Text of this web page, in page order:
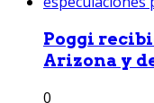
Poggi
Arizona y
0